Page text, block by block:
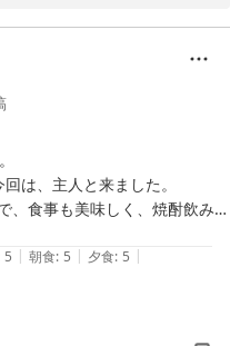
っと思わず後悔の念が？川内周
は、主人と来ました。
、食事も美味しく、焼酎飲み放
いらっしゃるのが、凄いと思
たが、息子さんの代になって
くりします。
5 | 朝食: 5 | 夕食: 5 |